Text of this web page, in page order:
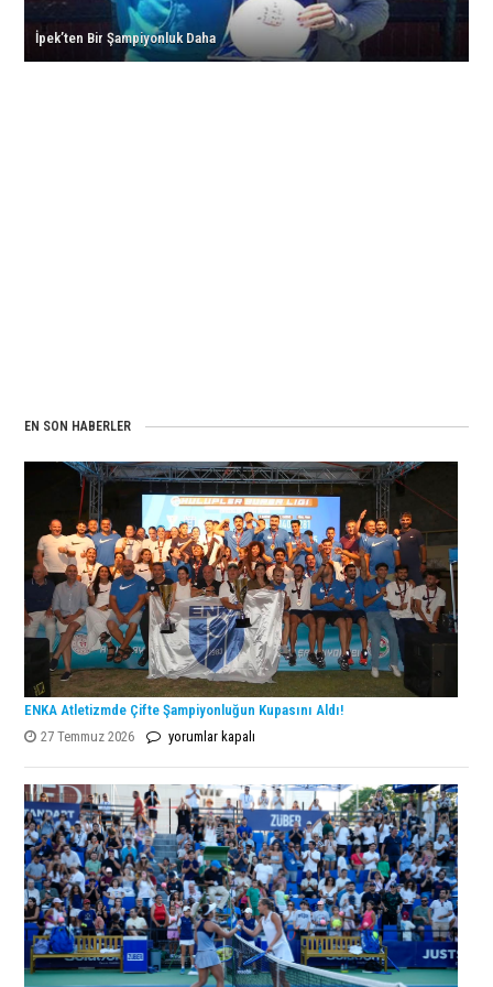
İpek’ten Bir Şampiyonluk Daha
EN SON HABERLER
ENKA Atletizmde Çifte Şampiyonluğun Kupasını Aldı!
27 Temmuz 2026
ENKA
Çifte
Şampiyonluğun
Kupasını
Aldı!
için
yorumlar kapalı